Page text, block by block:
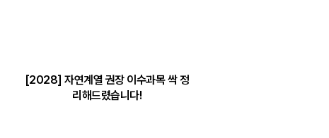
[2028] 자연계열 권장 이수과목 싹 정
리해드렸습니다!